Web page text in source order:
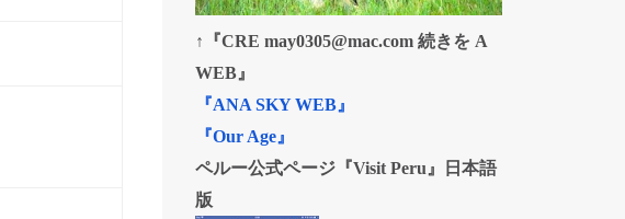
↑『CRE may0305@mac.com 続きを A
WEB』
『ANA SKY WEB』
『Our Age』
ペルー公式ページ『Visit Peru』日本語
版